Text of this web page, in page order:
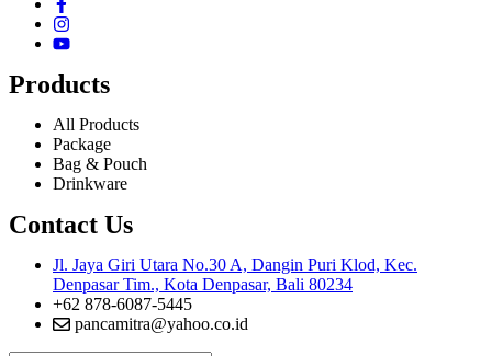
Products
All Products
Package
Bag & Pouch
Drinkware
Contact Us
Jl. Jaya Giri Utara No.30 A, Dangin Puri Klod, Kec.
Denpasar Tim., Kota Denpasar, Bali 80234
+62 878-6087-5445
pancamitra@yahoo.co.id